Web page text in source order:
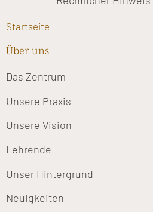
Startseite
Über uns
Das Zentrum
Unsere Praxis
Unsere Vision
Lehrende
Unser Hintergrund
Neuigkeiten